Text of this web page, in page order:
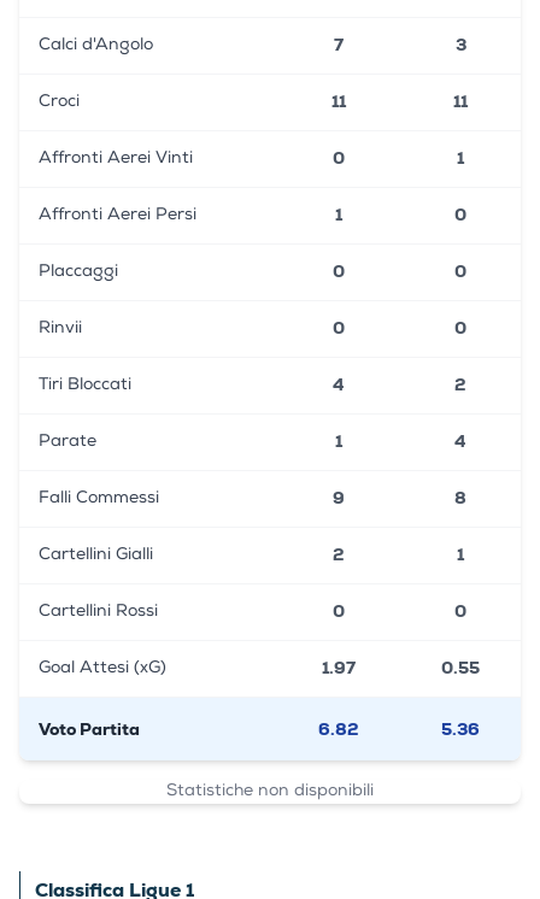
Calci d'Angolo 7 3
Croci 11 11
Affronti Aerei Vinti 0 1
Affronti Aerei Persi 1 0
Placcaggi 0 0
Rinvii 0 0
Tiri Bloccati 4 2
Parate 1 4
Falli Commessi 9 8
Cartellini Gialli 2 1
Cartellini Rossi 0 0
Goal Attesi (xG) 1.97 0.55
Voto Partita 6.82 5.36
Statistiche non disponibili
Classifica Ligue 1